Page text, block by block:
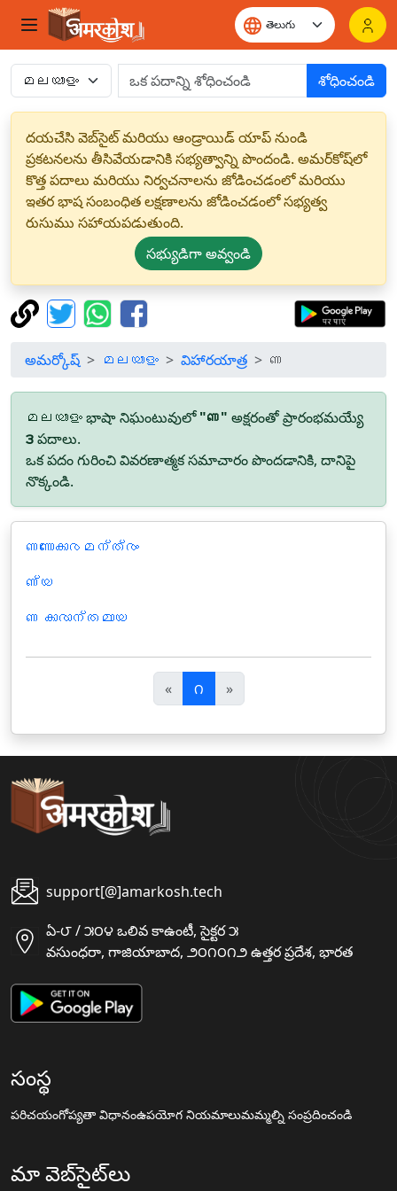
శోధించండి
దయచేసి వెబ్‌సైట్ మరియు ఆండ్రాయిడ్ యాప్ నుండి
ప్రకటనలను తీసివేయడానికి సభ్యత్వాన్ని పొందండి. అమర్‌కోష్‌లో
కొత్త పదాలు మరియు నిర్వచనాలను జోడించడంలో మరియు
ఇతర భాష సంబంధిత లక్షణాలను జోడించడంలో సభ్యత్వ
రుసుము సహాయపడుతుంది.
సభ్యుడిగా అవ్వండి
అమర్కోష్ മലയാളം విహారయాత్ర ണ
മലയാളം భాషా నిఘంటువులో"ണ" అక్షరంతో ప్రారంభమయ్యే
౩పదాలు.
ఒక పదం గురించి వివరణాత్మక సమాచారం పొందడానికి, దానిపై
నొక్కండి.
ണണോകാരമന്ത്രം
ണ്യ
ണ കാരാന്തമായ
«पि
छ
ला
౧ »अ
ग
ला
support[@]amarkosh.tech
ఏ-౮ / ౫౦౪ ఒలివ కాఉంటీ, సైక్టర ౫
వసుంధరా, గాజియాబాద, ౨౦౧౦౧౨ ఉత్తర ప్రదేశ, భారత
సంస్థ
పరిచయంగోప్యతా విధానంఉపయోగ నియమాలుమమ్మల్ని సంప్రదించండి
మా వెబ్‌సైట్‌లు